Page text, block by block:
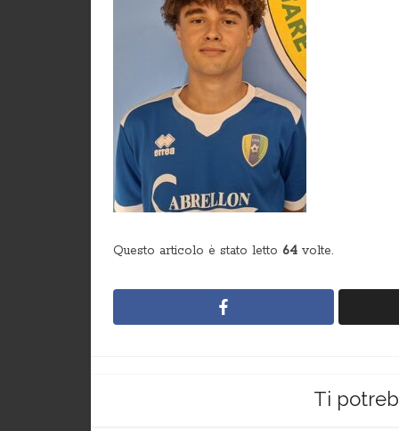
Questo articolo è stato letto 64 volte.
Ti